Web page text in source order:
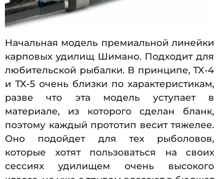
Начальная модель премиальной линейки
карповых удилищ Шимано. Подходит для
любительской рыбалки. В принципе, TX-4
и TX-5 очень близки по характеристикам,
разве что эта модель уступает в
материале, из которого сделан бланк,
поэтому каждый прототип весит тяжелее.
Оно подойдет для тех рыболовов,
которые хотят пользоваться на своих
сессиях удилищем очень высокого